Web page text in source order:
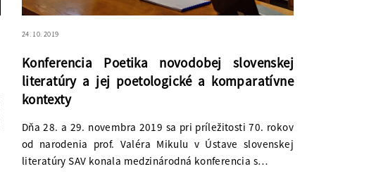
24. 10. 2019
Konferencia Poetika novodobej slovenskej
literatúry a jej poetologické a komparatívne
kontexty
Dňa 28. a 29. novembra 2019 sa pri príležitosti 70. rokov
od narodenia prof. Valéra Mikulu v Ústave slovenskej
literatúry SAV konala medzinárodná konferencia s…